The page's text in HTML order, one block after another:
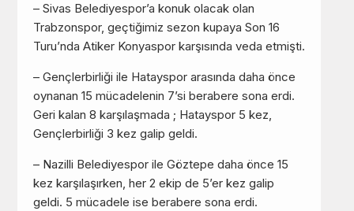
– Sivas Belediyespor’a konuk olacak olan
Trabzonspor, geçtiğimiz sezon kupaya Son 16
Turu’nda Atiker Konyaspor karşısında veda etmişti.
– Gençlerbirliği ile Hatayspor arasında daha önce
oynanan 15 mücadelenin 7’si berabere sona erdi.
Geri kalan 8 karşılaşmada ; Hatayspor 5 kez,
Gençlerbirliği 3 kez galip geldi.
– Nazilli Belediyespor ile Göztepe daha önce 15
kez karşılaşırken, her 2 ekip de 5’er kez galip
geldi. 5 mücadele ise berabere sona erdi.